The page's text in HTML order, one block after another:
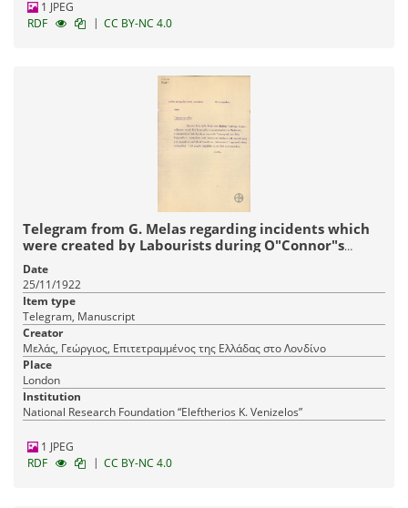
1 JPEG
RDF
| CC BY-NC 4.0
Telegram from G. Melas regarding incidents which
were created by Labourists during O"Connor"s
speech.
Date
25/11/1922
Item type
Telegram, Manuscript
Creator
Μελάς, Γεώργιος, Επιτετραμμένος της Ελλάδας στο Λονδίνο
Place
London
Institution
National Research Foundation “Eleftherios K. Venizelos”
1 JPEG
RDF
| CC BY-NC 4.0